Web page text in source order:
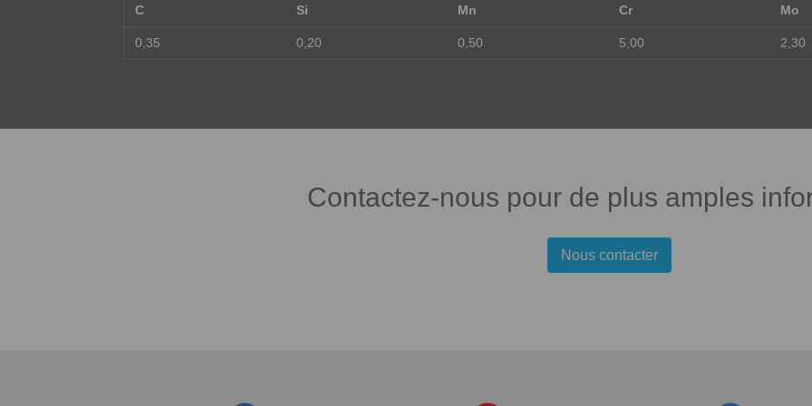
C Si Mn Cr Mo
0,35 0,20 0,50 5,00 2,30
Contactez-nous pour de plus amples
Nous contacter